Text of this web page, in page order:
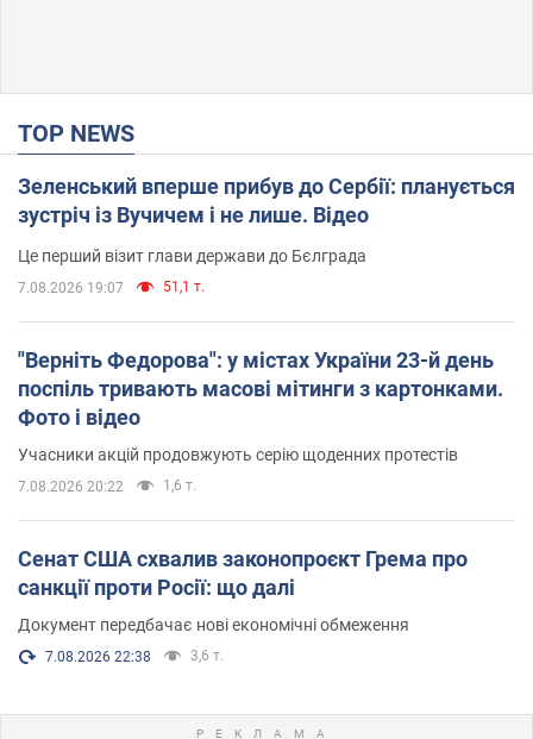
TOP NEWS
Зеленський вперше прибув до Сербії: планується
зустріч із Вучичем і не лише. Відео
Це перший візит глави держави до Бєлграда
7.08.2026 19:07 51,1 т.
"Верніть Федорова": у містах України 23-й день
поспіль тривають масові мітинги з картонками.
Фото і відео
Учасники акцій продовжують серію щоденних протестів
7.08.2026 20:22 1,6 т.
Сенат США схвалив законопроєкт Грема про
санкції проти Росії: що далі
Документ передбачає нові економічні обмеження
7.08.2026 22:38 3,6 т.